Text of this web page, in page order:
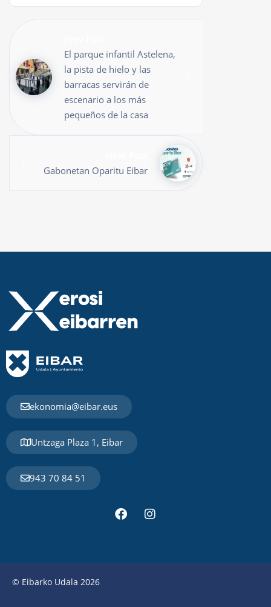
El parque infantil Astelena,
la pista de hielo y las
barracas servirán de
escenario a los más
pequeños de la casa
Gabonetan Oparitu Eibar
ekonomia@eibar.eus
Untzaga Plaza 1, Eibar
943 70 84 51
© Eibarko Udala 2026